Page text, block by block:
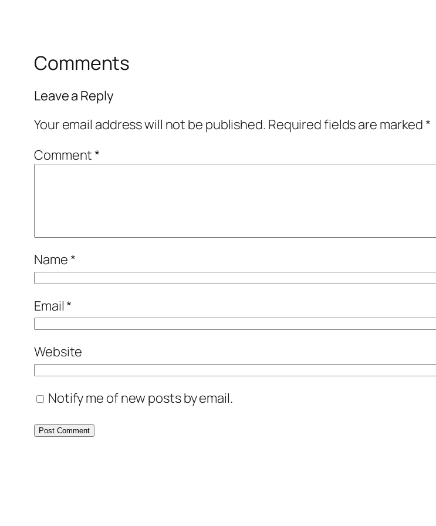
Comments
Leave a Reply
Your email address will not be published. Required fields are marked*
Comment*
Name*
Email*
Website
Notify me of new posts by email.